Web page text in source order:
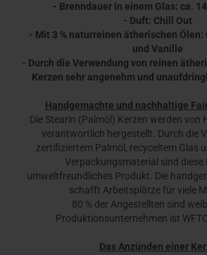
- Brenndauer in einem Glas: ca.
- Duft: Chill Out
- Mit 3 % naturreinen ätherischen Ölen:
und Vanille
- Durch die Verwendung von reinen
Kerzen sehr angenehm und
Handgemachte und nachhaltige
Die Stearin (Palmöl) Kerzen werden von
verantwortlich hergestellt. Durch die
zertifiziertem Palmöl, recyceltem Glas
Verpackungsmaterial sind diese
umweltfreundliches Produkt. Die
schafft Arbeitsplätze für viele
80 % der Angestellten sind
Produktionsunternehmen ist
Das Anzünden einer